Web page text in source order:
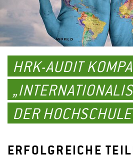
HRK-AUDIT
DER
ERFOLGREICHE